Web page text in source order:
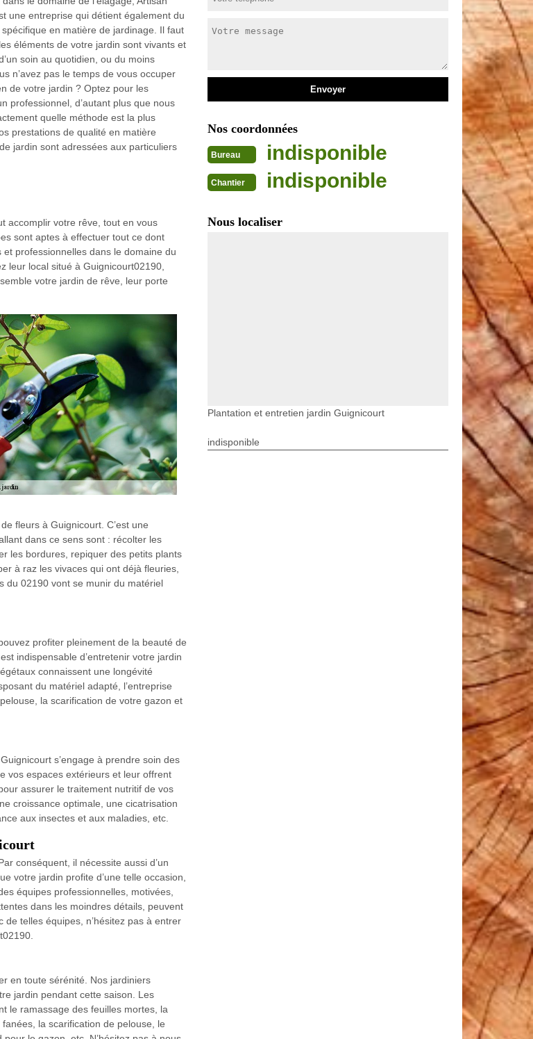
une entreprise qui détient également du
en matière de jardinage. Il faut
éléments de votre jardin sont vivants et
soin au quotidien, ou du moins
n’avez pas le temps de vous occuper
de votre jardin ? Optez pour les
professionnel, d’autant plus que nous
quelle méthode est la plus
prestations de qualité en matière
jardin sont adressées aux particuliers
accomplir votre rêve, tout en vous
sont aptes à effectuer tout ce dont
professionnelles dans le domaine du
leur local situé à Guignicourt02190,
votre jardin de rêve, leur porte
fleurs à Guignicourt. C’est une
dans ce sens sont : récolter les
les bordures, repiquer des petits plants
à raz les vivaces qui ont déjà fleuries,
du 02190 vont se munir du matériel
profiter pleinement de la beauté de
indispensable d’entretenir votre jardin
connaissent une longévité
du matériel adapté, l’entreprise
la scarification de votre gazon et
s’engage à prendre soin des
vos espaces extérieurs et leur offrent
assurer le traitement nutritif de vos
croissance optimale, une cicatrisation
aux insectes et aux maladies, etc.
conséquent, il nécessite aussi d’un
votre jardin profite d’une telle occasion,
équipes professionnelles, motivées,
dans les moindres détails, peuvent
telles équipes, n’hésitez pas à entrer
en toute sérénité. Nos jardiniers
jardin pendant cette saison. Les
le ramassage des feuilles mortes, la
la scarification de pelouse, le
Nos coordonnées
Bureau indisponible
Chantier indisponible
Nous localiser
Plantation et entretien jardin Guignicourt
indisponible